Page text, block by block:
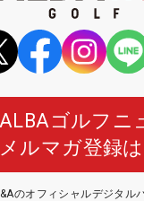
ALBAゴルフニ
メルマガ登録
のオフィシャルデジタル